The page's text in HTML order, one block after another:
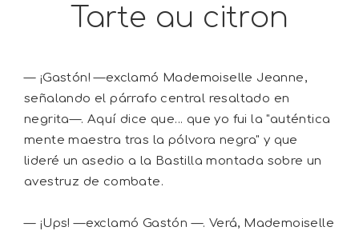
Tarte au citron
— ¡Gastón! —exclamó Mademoiselle Jeanne,
señalando el párrafo central resaltado en
negrita—. Aquí dice que... que yo fui la "auténtica
mente maestra tras la pólvora negra" y que
lideré un asedio a la Bastilla montada sobre un
avestruz de combate.
— ¡Ups! —exclamó Gastón —. Verá, Mademoiselle